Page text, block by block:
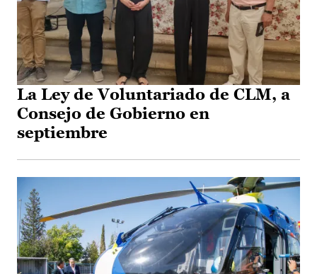
La Ley de Voluntariado de CLM, a
Consejo de Gobierno en
septiembre